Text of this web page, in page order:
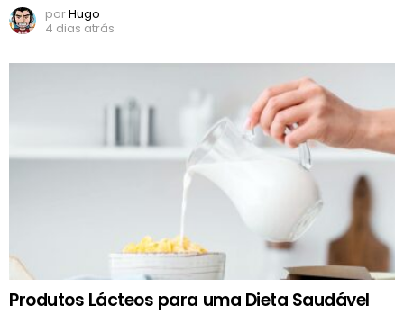
porHugo
4 dias atrás
Produtos Lácteos para uma Dieta Saudável